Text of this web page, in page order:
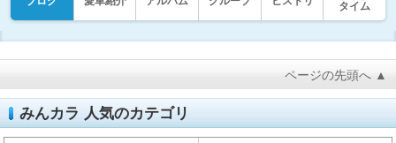
タイム
ページの先頭へ ▲
みんカラ 人気のカテゴリ